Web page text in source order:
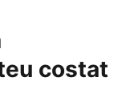
costat